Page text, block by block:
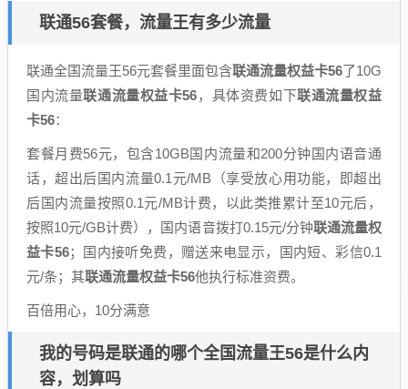
联通56套餐，流量王有多少流量
联通全国流量王56元套餐里面包含联通流量权益卡56了10G
国内流量联通流量权益卡56，具体资费如下联通流量权益
卡56：
套餐月费56元，包含10GB国内流量和200分钟国内语音通
话，超出后国内流量0.1元/MB（享受放心用功能，即超出
后国内流量按照0.1元/MB计费，以此类推累计至10元后，
按照10元/GB计费），国内语音拨打0.15元/分钟联通流量权
益卡56；国内接听免费，赠送来电显示，国内短、彩信0.1
元/条；其联通流量权益卡56他执行标准资费。
百倍用心，10分满意
我的号码是联通的哪个全国流量王56是什么内
容，划算吗